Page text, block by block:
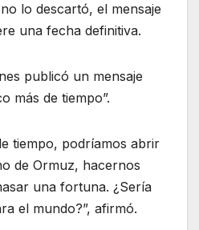
lo descartó, el mensaje
una fecha definitiva.
publicó un mensaje
más de tiempo”.
tiempo, podríamos abrir
de Ormuz, hacernos
una fortuna. ¿Sería
el mundo?”, afirmó.